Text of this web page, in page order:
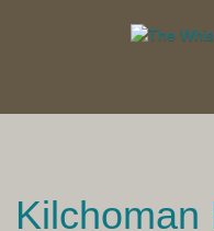
Laden
Whisky
Kilchoman